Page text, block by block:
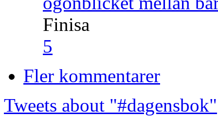
Finisa
5
Fler kommentarer
Tweets about "#dagensbok"